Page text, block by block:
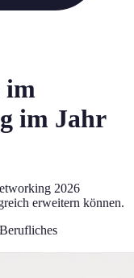
im
im Jahr
2026
erweitern können.
Berufliches